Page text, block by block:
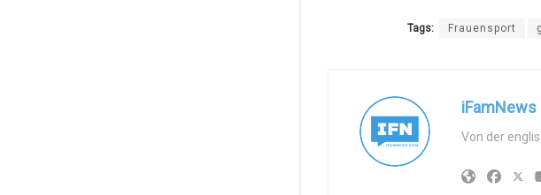
Tags: Frauensport
iFamNews
Von der